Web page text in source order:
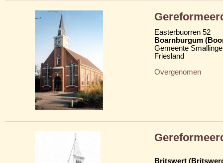
Easterbuorren 52
Boarnburgum
Gemeente
Friesland
Overgenomen
Britswert